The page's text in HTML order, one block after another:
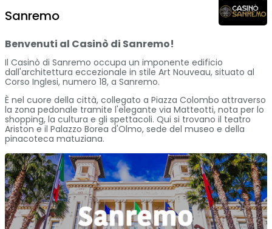
Sanremo
Benvenuti al Casinò di Sanremo!
Il Casinò di Sanremo occupa un imponente edificio
dall'architettura eccezionale in stile Art Nouveau, situato al
Corso Inglesi, numero 18, a Sanremo.
È nel cuore della città, collegato a Piazza Colombo attraverso
la zona pedonale tramite l'elegante via Matteotti, nota per lo
shopping, la cultura e gli spettacoli. Qui si trovano il teatro
Ariston e il Palazzo Borea d'Olmo, sede del museo e della
pinacoteca matuziana.